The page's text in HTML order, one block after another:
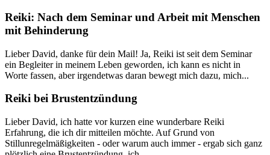
Reiki: Nach dem Seminar und Arbeit mit Menschen
mit Behinderung
Lieber David, danke für dein Mail! Ja, Reiki ist seit dem Seminar
ein Begleiter in meinem Leben geworden, ich kann es nicht in
Worte fassen, aber irgendetwas daran bewegt mich dazu, mich...
Reiki bei Brustentzündung
Lieber David, ich hatte vor kurzen eine wunderbare Reiki
Erfahrung, die ich dir mitteilen möchte. Auf Grund von
Stillunregelmäßigkeiten - oder warum auch immer - ergab sich ganz